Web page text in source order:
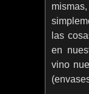
las
en
vino